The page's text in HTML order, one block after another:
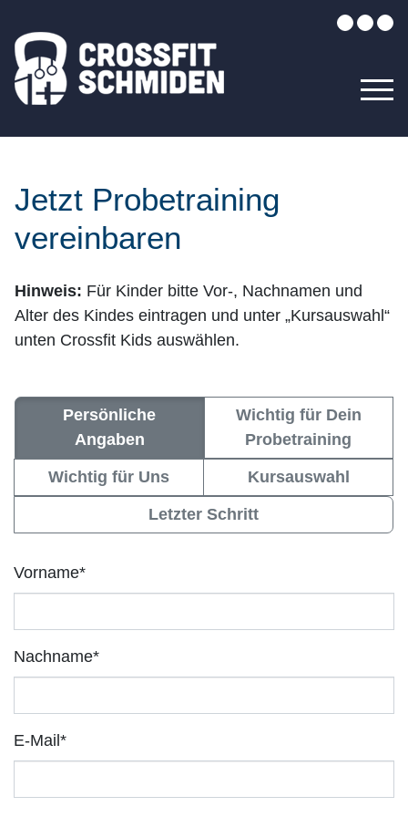
Jetzt Probetraining
vereinbaren
Hinweis: Für Kinder bitte Vor-, Nachnamen und
Alter des Kindes eintragen und unter „Kursauswahl“
unten Crossfit Kids auswählen.
Persönliche
Angaben
Wichtig für Dein
Probetraining
Wichtig für Uns Kursauswahl
Letzter Schritt
Vorname*
Nachname*
E-Mail *